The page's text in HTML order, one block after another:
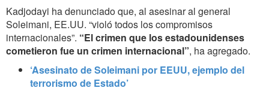
Kadjodayi ha denunciado que, al asesinar al general
Soleimani, EE.UU. “violó todos los compromisos
internacionales”. “El crimen que los estadounidenses
cometieron fue un crimen internacional”, ha agregado.
‘Asesinato de Soleimani por EEUU, ejemplo del
terrorismo de Estado’